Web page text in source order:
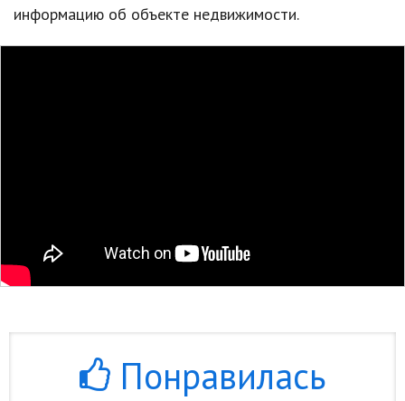
информацию об объекте недвижимости.
Понравилась